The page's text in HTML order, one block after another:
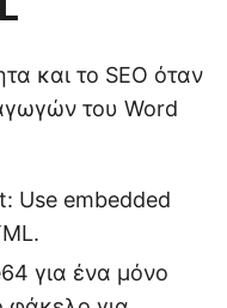
και το SEO όταν
του Word
Use embedded
για ένα μόνο